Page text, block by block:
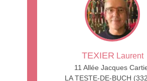
TEXIER Laurent
11 Allée Jacques
LA TESTE-DE-BUCH